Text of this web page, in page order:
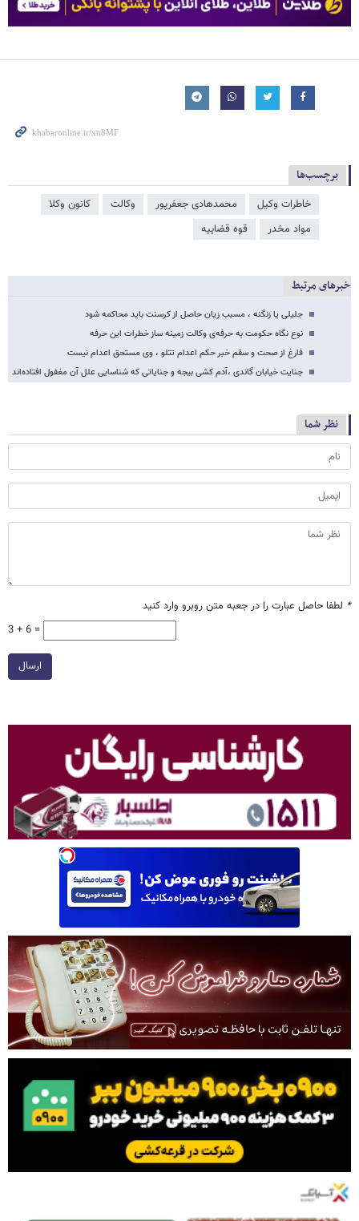
برچسب‌ها
خاطرات وکیل محمدهادی جعفرپور وکالت
کانون وکلا
مواد مخدر
قوه قضاییه
خبرهای مرتبط
جلیلی یا زنگنه ، مسبب زیان حاصل از کرسنت باید محاکمه شود
نوع نگاه حکومت به حرفه‌ی وکالت زمینه ساز خطرات این حرفه
فارغ از صحت و سقم خبر حکم اعدام تتلو ، وی مستحق اعدام نیست
جنایت خیابان گاندی ،آدم کشی بیجه و جنایاتی که شناسایی علل آن مغفول افتاده‌اند
نظر شما
* لطفا حاصل عبارت را در جعبه متن روبرو وارد کنید
3 + 6 =
ارسال